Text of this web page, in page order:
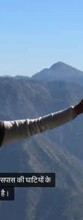
की घाटियों के
की घाटियों के